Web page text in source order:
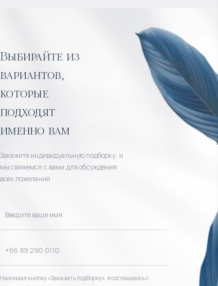
Выбирайте из
вариантов,
которые
подходят
именно вам
Закажите индивидуальную подборку, и
мы свяжемся с вами для обсуждения
всех пожеланий
Нажимая кнопку «Заказать подборку», я соглашаюсь с